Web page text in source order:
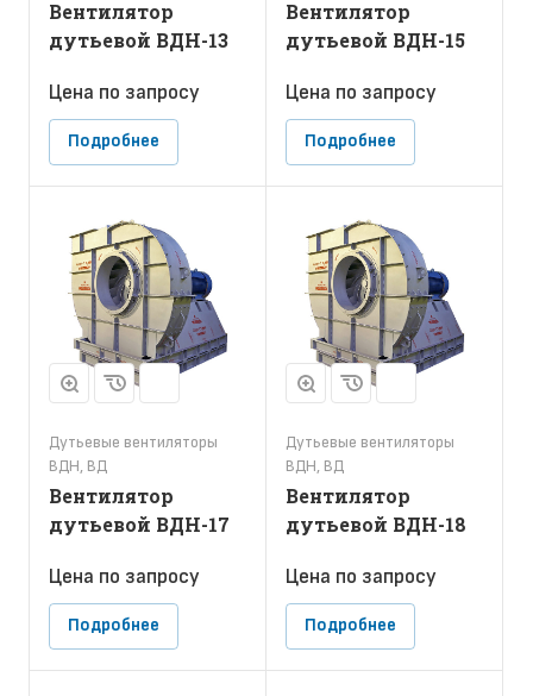
Вентилятор
дутьевой ВДН-13
Цена по запросу
Подробнее
Вентилятор
дутьевой ВДН-15
Цена по запросу
Подробнее
Дутьевые вентиляторы
ВДН, ВД
Вентилятор
дутьевой ВДН-17
Цена по запросу
Подробнее
Дутьевые вентиляторы
ВДН, ВД
Вентилятор
дутьевой ВДН-18
Цена по запросу
Подробнее